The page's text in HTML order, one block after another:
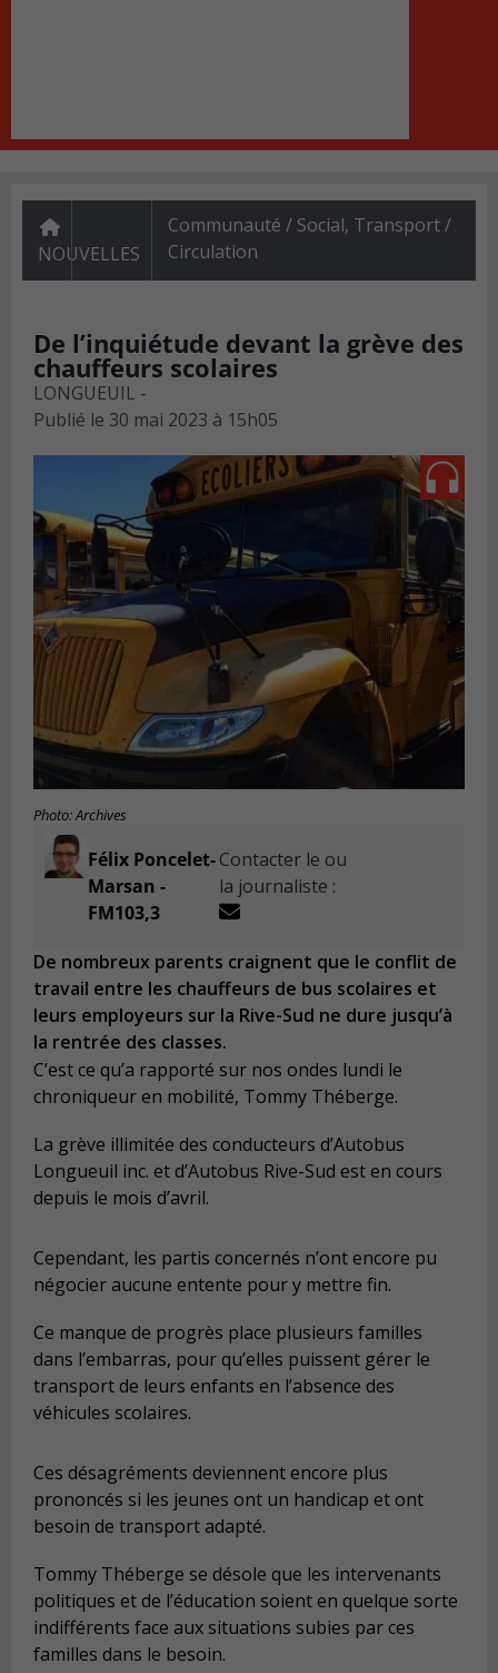
NOUVELLES
Communauté / Social, Transport /
Circulation
De l’inquiétude devant la grève des
chauffeurs scolaires
LONGUEUIL -
Publié le 30 mai 2023 à 15h05
Photo: Archives
Félix Poncelet-
Marsan -
FM103,3
Contacter le ou
la journaliste :
De nombreux parents craignent que le conflit de
travail entre les chauffeurs de bus scolaires et
leurs employeurs sur la Rive-Sud ne dure jusqu’à
la rentrée des classes.
C’est ce qu’a rapporté sur nos ondes lundi le
chroniqueur en mobilité, Tommy Théberge.
La grève illimitée des conducteurs d’Autobus
Longueuil inc. et d’Autobus Rive-Sud est en cours
depuis le mois d’avril.
Cependant, les partis concernés n’ont encore pu
négocier aucune entente pour y mettre fin.
Ce manque de progrès place plusieurs familles
dans l’embarras, pour qu’elles puissent gérer le
transport de leurs enfants en l’absence des
véhicules scolaires.
Ces désagréments deviennent encore plus
prononcés si les jeunes ont un handicap et ont
besoin de transport adapté.
Tommy Théberge se désole que les intervenants
politiques et de l’éducation soient en quelque sorte
indifférents face aux situations subies par ces
familles dans le besoin.